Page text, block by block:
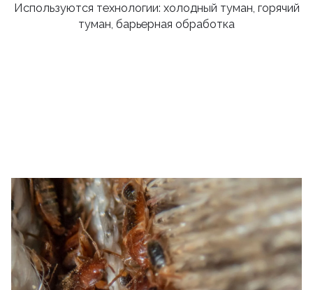
Используются технологии: холодный туман, горячий
туман, барьерная обработка